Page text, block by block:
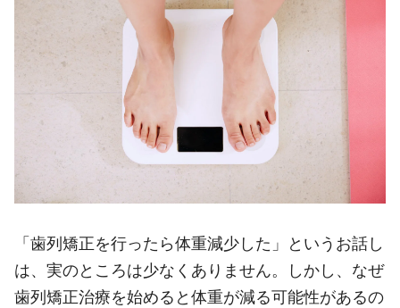
「歯列矯正を行ったら体重減少した」というお話し
は、実のところは少なくありません。しかし、なぜ
歯列矯正治療を始めると体重が減る可能性があるの